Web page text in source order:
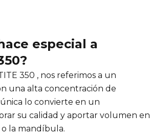
especial a
350 , nos referimos a un
una alta concentración de
única lo convierte en un
su calidad y aportar volumen en
la mandíbula.